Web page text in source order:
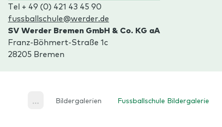
Tel + 49 (0) 421 43 45 90
fussballschule@werder.de
SV Werder Bremen GmbH & Co. KG aA
Franz-Böhmert-Straße 1c
28205 Bremen
Bildergalerien Fussballschule Bildergalerie